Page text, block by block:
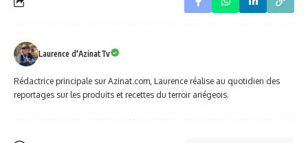
Laurence d'AzinatTv
Rédactrice principale sur Azinat.com, Laurence réalise au quotidien des
reportages sur les produits et recettes du terroir ariégeois.